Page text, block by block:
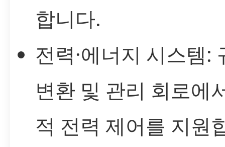
합니다.
전력·에너지 시스템:
변환 및 관리 회로에
적 전력 제어를 지원